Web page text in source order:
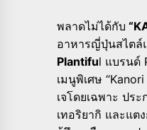
พลาดไม่ได้กับ
อาหารญี่ปุ่นสไตล์
Plantiful แบรนด์
เมนูพิเศษ
เจโดยเฉพาะ ปร
เทอริยากิ และแต